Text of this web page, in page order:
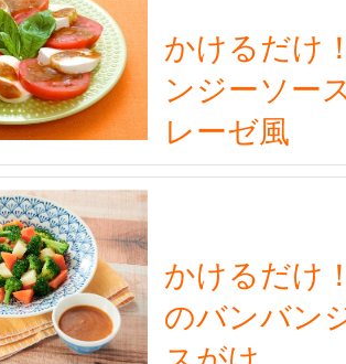
かけるだけ
ンジーソー
レーゼ風
かけるだけ
のバンバン